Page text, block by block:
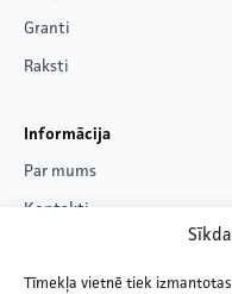
Tīmekļa vietnē tiek
Granti
Raksti
Informācija
Par mums
Kontakti